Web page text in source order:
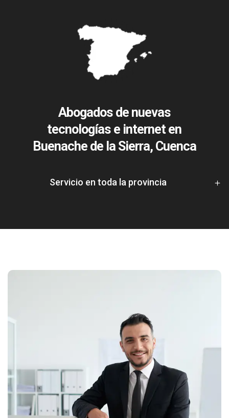
Abogados de nuevas
tecnologías e internet en
Buenache de la Sierra, Cuenca
Servicio en toda la provincia